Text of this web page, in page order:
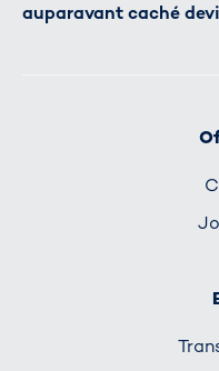
auparavant caché